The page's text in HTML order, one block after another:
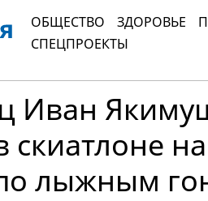
ОБЩЕСТВО ЗДОРОВЬЕ
СПЕЦПРОЕКТЫ
Иван
скиатлоне
лыжным